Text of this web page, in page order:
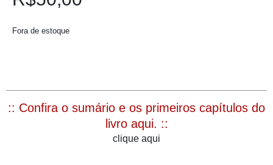
Fora de estoque
:: Confira o sumário e os primeiros capítulos do
livro aqui. ::
clique aqui